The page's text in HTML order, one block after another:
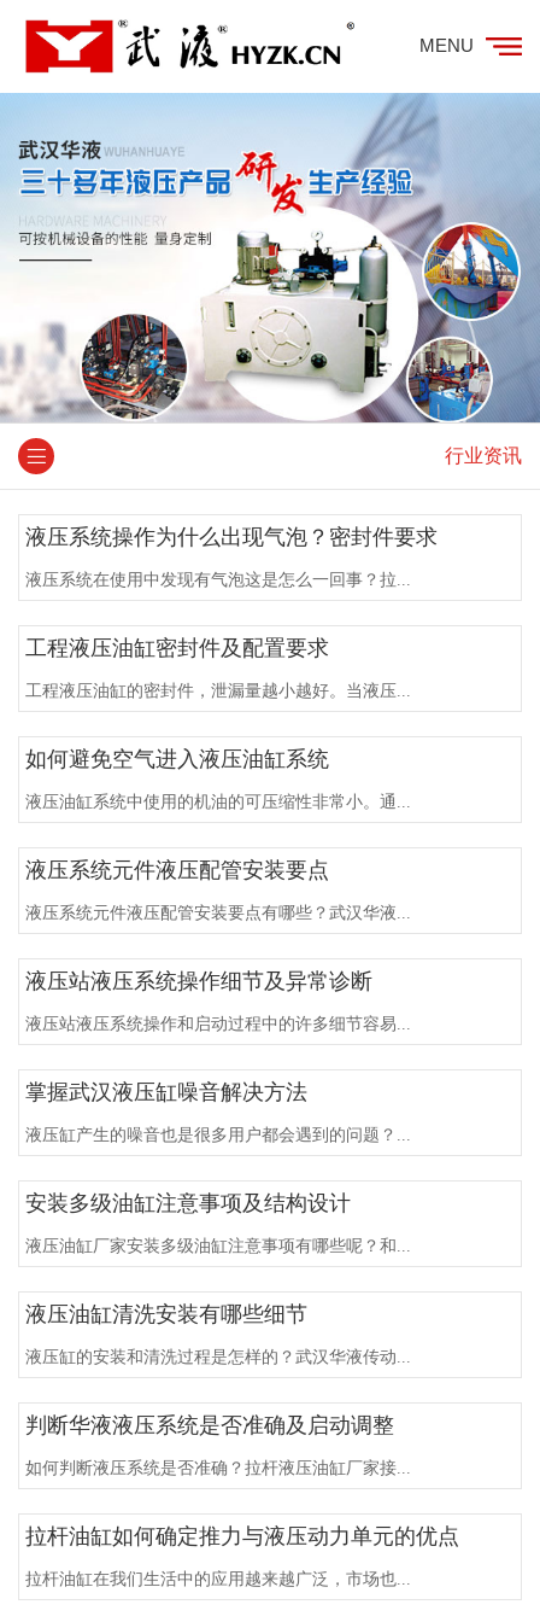
MENU
行业资讯
液压系统操作为什么出现气泡？密封件要求
液压系统在使用中发现有气泡这是怎么一回事？拉...
工程液压油缸密封件及配置要求
工程液压油缸的密封件，泄漏量越小越好。当液压...
如何避免空气进入液压油缸系统
液压油缸系统中使用的机油的可压缩性非常小。通...
​液压系统元件液压配管安装要点
液压系统元件液压配管安装要点有哪些？武汉华液...
液压站液压系统操作细节及异常诊断
液压站液压系统操作和启动过程中的许多细节容易...
掌握武汉液压缸噪音解决方法
液压缸产生的噪音也是很多用户都会遇到的问题？...
安装多级油缸注意事项及结构设计
液压油缸厂家安装多级油缸注意事项有哪些呢？和...
液压油缸清洗安装有哪些细节
液压缸的安装和清洗过程是怎样的？武汉华液传动...
判断华液液压系统是否准确及启动调整
如何判断液压系统是否准确？拉杆液压油缸厂家接...
拉杆油缸如何确定推力与液压动力单元的优点
拉杆油缸在我们生活中的应用越来越广泛，市场也...